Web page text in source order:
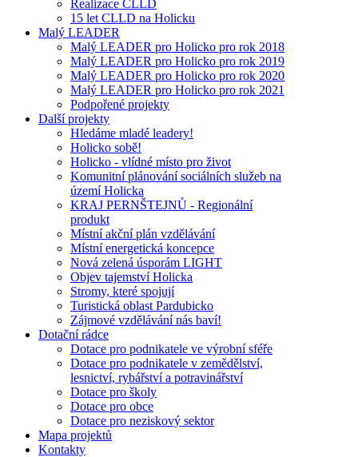
Realizace CLLD
15 let CLLD na Holicku
Malý LEADER
Malý LEADER pro Holicko pro rok 2018
Malý LEADER pro Holicko pro rok 2019
Malý LEADER pro Holicko pro rok 2020
Malý LEADER pro Holicko pro rok 2021
Podpořené projekty
Další projekty
Hledáme mladé leadery!
Holicko sobě!
Holicko - vlídné místo pro život
Komunitní plánování sociálních služeb na
území Holicka
KRAJ PERNŠTEJNŮ - Regionální
produkt
Místní akční plán vzdělávání
Místní energetická koncepce
Nová zelená úsporám LIGHT
Objev tajemství Holicka
Stromy, které spojují
Turistická oblast Pardubicko
Zájmové vzdělávání nás baví!
Dotační rádce
Dotace pro podnikatele ve výrobní sféře
Dotace pro podnikatele v zemědělství,
lesnictví, rybářství a potravinářství
Dotace pro školy
Dotace pro obce
Dotace pro neziskový sektor
Mapa projektů
Kontakty